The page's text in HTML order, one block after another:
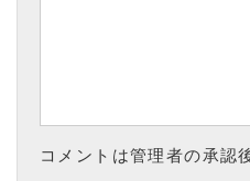
コメントは管理者の承認